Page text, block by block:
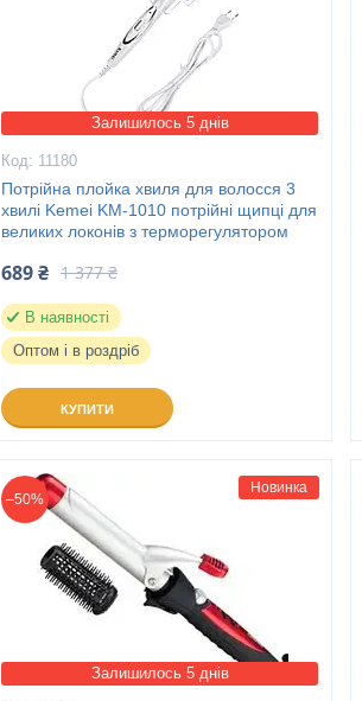
Залишилось 5 днів
11180
Потрійна плойка хвиля для волосся 3
хвилі Kemei KM-1010 потрійні щипці для
великих локонів з терморегулятором
689 ₴ 1 377 ₴
В наявності
Оптом і в роздріб
КУПИТИ
Новинка
–50%
Залишилось 5 днів